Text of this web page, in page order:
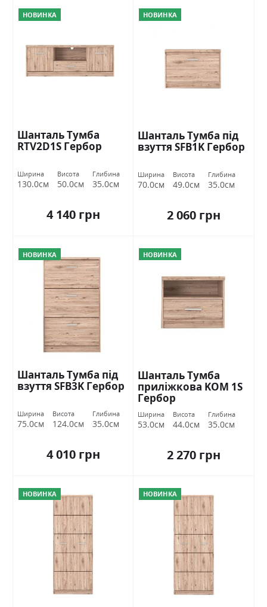
НОВИНКА
Шанталь Тумба
RTV2D1S Гербор
Ширина
130.0см
Висота
50.0см
Глибина
35.0см
4 140 грн
НОВИНКА
Шанталь Тумба під
взуття SFB1K Гербор
Ширина
70.0см
Висота
49.0см
Глибина
35.0см
2 060 грн
НОВИНКА
Шанталь Тумба під
взуття SFB3K Гербор
Ширина
75.0см
Висота
124.0см
Глибина
35.0см
4 010 грн
НОВИНКА
Шанталь Тумба
приліжкова KOM 1S
Гербор
Ширина
53.0см
Висота
44.0см
Глибина
35.0см
2 270 грн
НОВИНКА НОВИНКА